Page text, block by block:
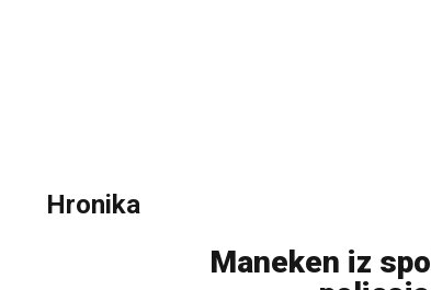
Hronika
Maneken iz